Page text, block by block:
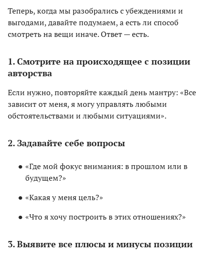
Теперь, когда мы разобрались с убеждениями и
выгодами, давайте подумаем, а есть ли способ
смотреть на вещи иначе. Ответ — есть.
1. Смотрите на происходящее с позиции
авторства
Если нужно, повторяйте каждый день мантру: «Все
зависит от меня, я могу управлять любыми
обстоятельствами и любыми ситуациями».
2. Задавайте себе вопросы
«Где мой фокус внимания: в прошлом или в
будущем?»
«Какая у меня цель?»
«Что я хочу построить в этих отношениях?»
3. Выявите все плюсы и минусы позиции